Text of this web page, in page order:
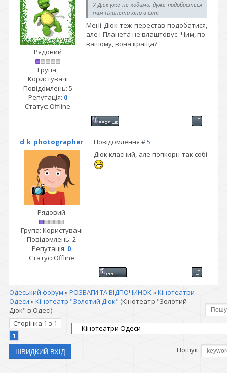
Рядовий
Група:
Користувачі
Повідомлень: 5
Репутація: 0
Статус: Offline
У Дюк уже не ходимо, дуже подобається
нам Планета кіно в сіті
Мені Дюк теж перестав подобатися,
але і Планета не влаштовує. Чим, по-
вашому, вона краща?
d_k_photographer Повідомлення #5
Рядовий
Група: Користувачі
Повідомлень: 2
Репутація: 0
Статус: Offline
Дюк класний, але попкорн так собі
Одеський форум »РОЗВАГИ ТА ВІДПОЧИНОК»Кінотеатри
Одеси »Кінотеатр "Золотий Дюк" (Кінотеатр "Золотий
Дюк" в Одесі)
Сторінка 1 з 1
1
Пошук: